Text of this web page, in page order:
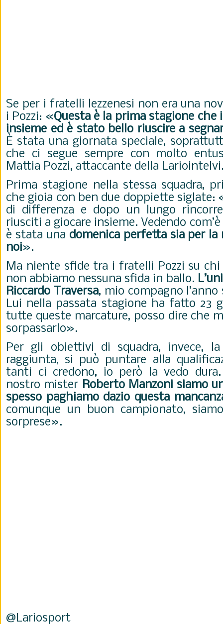
Se per i fratelli lezzenesi non era una
i Pozzi: «Questa è la prima stagione che
insieme ed è stato bello riuscire a
È stata una giornata speciale,
che ci segue sempre con molto
Mattia Pozzi, attaccante della
Prima stagione nella stessa squadra,
che gioia con ben due doppiette siglate:
di differenza e dopo un lungo
riusciti a giocare insieme. Vedendo
è stata una domenica perfetta sia per la
noi».
Ma niente sfide tra i fratelli Pozzi su
non abbiamo nessuna sfida in ballo.
Riccardo Traversa, mio compagno l’anno
Lui nella passata stagione ha fatto 23
tutte queste marcature, posso dire che
sorpassarlo».
Per gli obiettivi di squadra, invece, la
raggiunta, si può puntare alla
tanti ci credono, io però la vedo
nostro mister Roberto Manzoni siamo
spesso paghiamo dazio questa
comunque un buon campionato,
sorprese».
@Lariosport